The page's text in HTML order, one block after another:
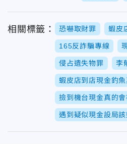
相關標籤： 恐嚇取財罪 蝦皮
165反詐騙專線
侵占遺失物罪 李
蝦皮店到店現金釣
撿到機台現金真的
遇到疑似現金設局該